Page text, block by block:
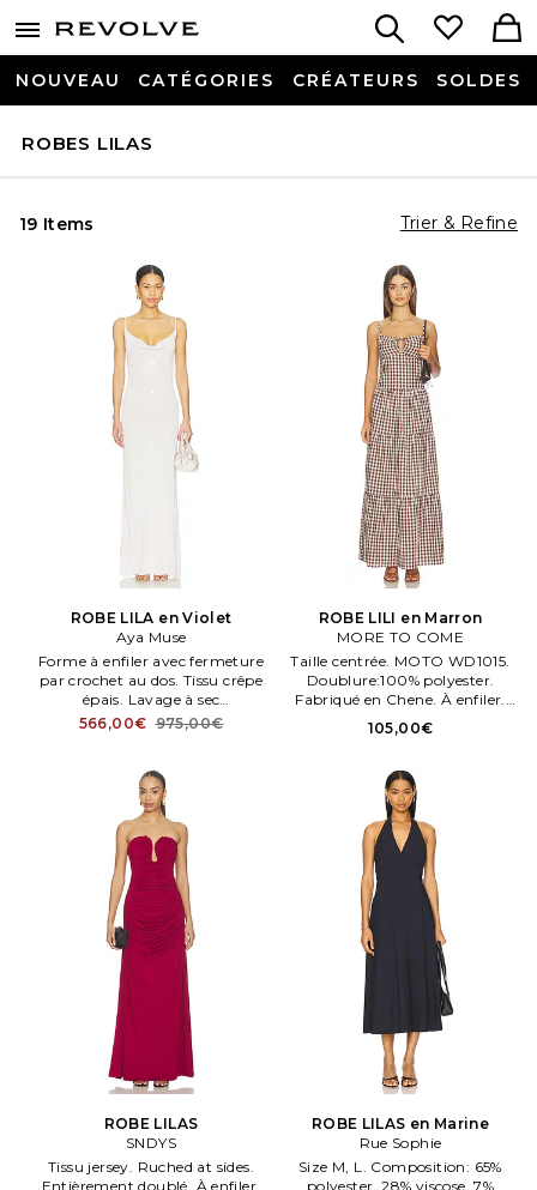
NOUVEAU CATÉGORIES CRÉATEURS SOLDES
ROBES LILAS
19 Items Trier & Refine
ROBE LILA en Violet
Aya Muse
Forme à enfiler avec fermeture
par crochet au dos. Tissu crêpe
épais. Lavage à sec
uniquement. Non doublé. Aya
566,00€ 975,00€
ROBE LILI en Marron
MORE TO COME
Taille centrée. MOTO WD1015.
Doublure:100% polyester.
Fabriqué en Chene. À enfiler.
Tissu len ultra léger.
105,00€
ROBE LILAS
SNDYS
Tissu jersey. Ruched at sides.
Entièrement doublé. À enfiler.
ROBE LILAS en Marine
Rue Sophie
Size M, L. Composition: 65%
polyester, 28% viscose, 7%